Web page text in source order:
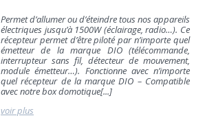
Permet d’allumer ou d’éteindre tous nos appareils
électriques jusqu’à 1500W (éclairage, radio…). Ce
récepteur permet d’être piloté par n’importe quel
émetteur de la marque DIO (télécommande,
interrupteur sans fil, détecteur de mouvement,
module émetteur…). Fonctionne avec n’importe
quel récepteur de la marque DIO – Compatible
avec notre box domotique[...]
voir plus